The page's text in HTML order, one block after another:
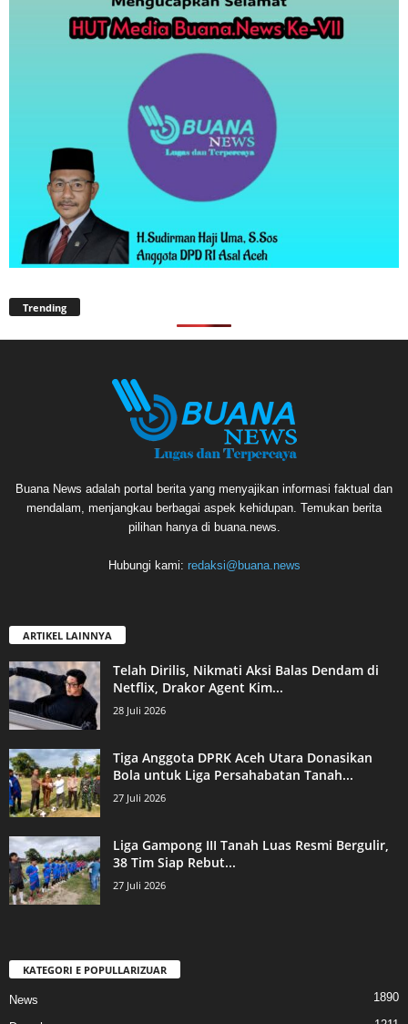
Trending
Buana News adalah portal berita yang menyajikan informasi faktual dan
mendalam, menjangkau berbagai aspek kehidupan. Temukan berita
pilihan hanya di buana.news.
Hubungi kami: redaksi@buana.news
ARTIKEL LAINNYA
Telah Dirilis, Nikmati Aksi Balas Dendam di
Netflix, Drakor Agent Kim...
28 Juli 2026
Tiga Anggota DPRK Aceh Utara Donasikan
Bola untuk Liga Persahabatan Tanah...
27 Juli 2026
Liga Gampong III Tanah Luas Resmi Bergulir,
38 Tim Siap Rebut...
27 Juli 2026
KATEGORI E POPULLARIZUAR
News 1890